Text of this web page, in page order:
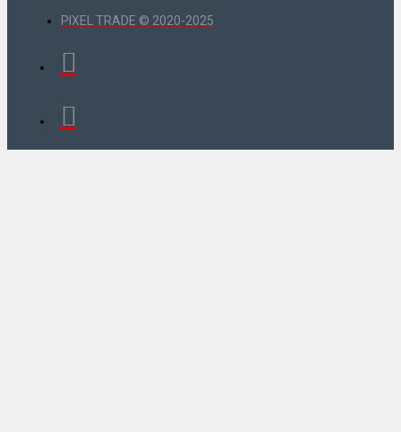
PIXEL TRADE © 2020-2025